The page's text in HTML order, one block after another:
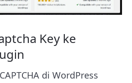
Key ke
di WordPress